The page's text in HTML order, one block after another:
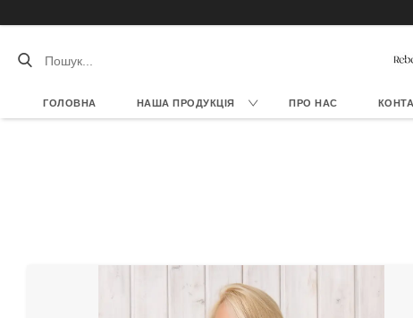
ГОЛОВНА НАША ПРОДУКЦІЯ ПРО НАС